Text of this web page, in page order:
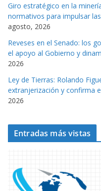
Giro estratégico en la
normativos para impulsar
agosto, 2026
Reveses en el Senado: los
el apoyo al Gobierno y
2026
Ley de Tierras: Rolando
extranjerización y confirma
2026
Entradas más vistas